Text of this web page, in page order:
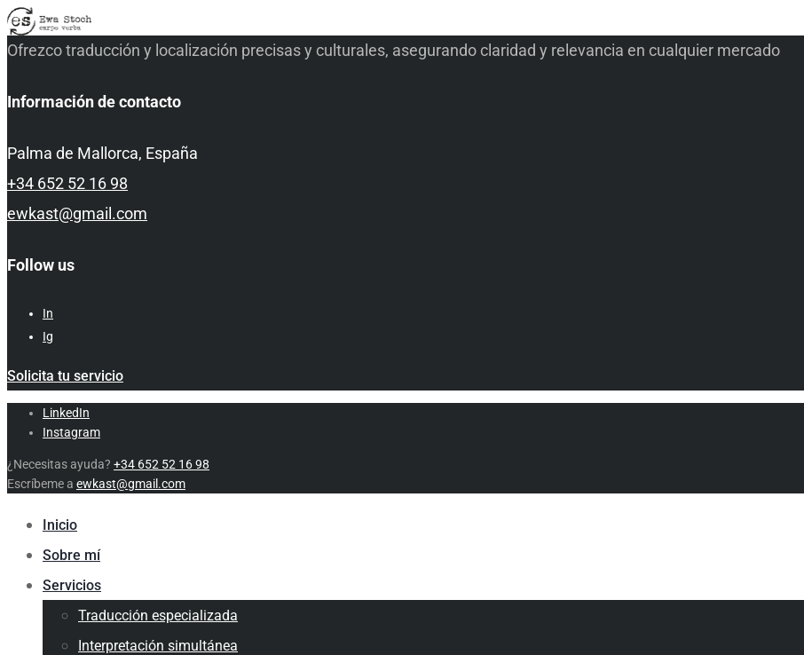
Ofrezco traducción y localización precisas y culturales, asegurando claridad y relevancia en cualquier mercado
Información de contacto
Palma de Mallorca, España
+34 652 52 16 98
ewkast@gmail.com
Follow us
In
Ig
Solicita tu servicio
LinkedIn
Instagram
¿Necesitas ayuda? +34 652 52 16 98
Escríbeme a ewkast@gmail.com
Inicio
Sobre mí
Servicios
Traducción especializada
Interpretación simultánea